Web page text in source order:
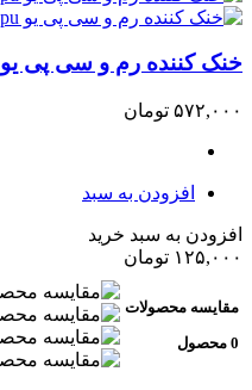
خنک کننده رم و سی پی یو
۵۷۲,۰۰۰ تومان
افزودن به سبد
افزودن به سبد خرید
۱۲۵,۰۰۰ تومان
مقایسه محصولات
0 محصول